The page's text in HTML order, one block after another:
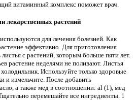
витаминный комплекс поможет врач.
лекарственных растений
для лечения болезней. Как
эффективно. Для приготовления
с растений, которым больше пяти лет.
растение неделями не поливают. Листья
Используйте только здоровые
и измельчите. После добавить
а также мед в соотношении: al (1), мед
перемешайте все ингредиенты. 1